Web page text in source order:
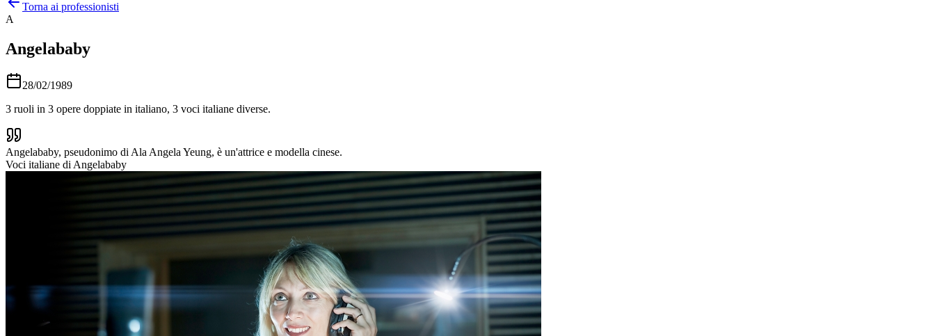
Torna ai professionisti
A
Angelababy
28/02/1989
3 ruoli in 3 opere doppiate in italiano, 3 voci italiane diverse.
Angelababy, pseudonimo di Ala Angela Yeung, è un'attrice e modella cinese.
Voci italiane di Angelababy